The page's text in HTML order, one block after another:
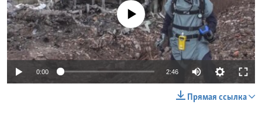
No media source currently available
0:00 2:46
Прямая ссылка